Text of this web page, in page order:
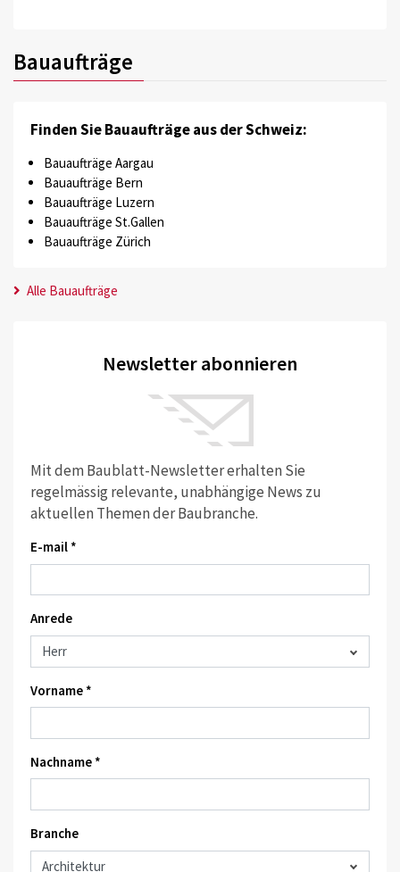
Bauaufträge
Finden Sie Bauaufträge aus der Schweiz:
Bauaufträge Aargau
Bauaufträge Bern
Bauaufträge Luzern
Bauaufträge St.Gallen
Bauaufträge Zürich
Alle Bauaufträge
Newsletter abonnieren
Mit dem Baublatt-Newsletter erhalten Sie
regelmässig relevante, unabhängige News zu
aktuellen Themen der Baubranche.
E-mail *
Anrede
Vorname *
Nachname *
Branche